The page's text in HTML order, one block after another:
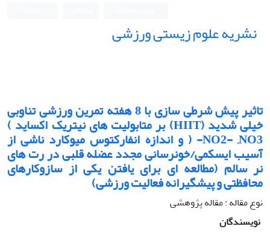
نشریه علوم زیستی ورزشی
تاثیر پیش شرطی سازی با 8 هفته تمرین ورزشی تناوبی
خیلی شدید (HIIT) بر متابولیت های نیتریک اکساید )
NO2- ,NO3- ( و اندازه انفارکتوس میوکارد ناشی از
آسیب ایسکمی/خونرسانی مجدد عضله قلبی در رت های
نر سالم (مطالعه ای برای یافتن یکی از سازوکارهای
محافظتی و پیشگیرانه فعالیت ورزشی)
نوع مقاله : مقاله پژوهشی
نویسندگان